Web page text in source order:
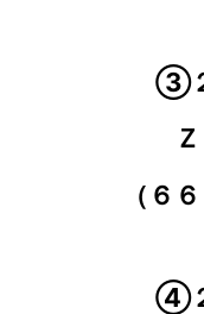
③
（６
④